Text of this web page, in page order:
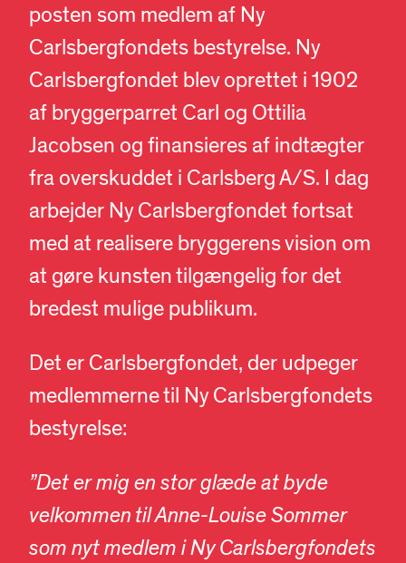
posten som medlem af Ny
Carlsbergfondets bestyrelse. Ny
Carlsbergfondet blev oprettet i 1902
af bryggerparret Carl og Ottilia
Jacobsen og finansieres af indtægter
fra overskuddet i Carlsberg A/S. I dag
arbejder Ny Carlsbergfondet fortsat
med at realisere bryggerens vision om
at gøre kunsten tilgængelig for det
bredest mulige publikum.
Det er Carlsbergfondet, der udpeger
medlemmerne til Ny Carlsbergfondets
bestyrelse:
”Det er mig en stor glæde at byde
velkommen til Anne-Louise Sommer
som nyt medlem i Ny Carlsbergfondets